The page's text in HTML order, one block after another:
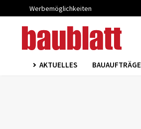
Werbemöglichkeiten
AKTUELLES BAUAUFTRÄGE